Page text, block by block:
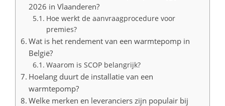
2026 in Vlaanderen?
Hoe werkt de aanvraagprocedure voor
premies?
Wat is het rendement van een warmtepomp in
België?
Waarom is SCOP belangrijk?
Hoelang duurt de installatie van een
warmtepomp?
Welke merken en leveranciers zijn populair bij